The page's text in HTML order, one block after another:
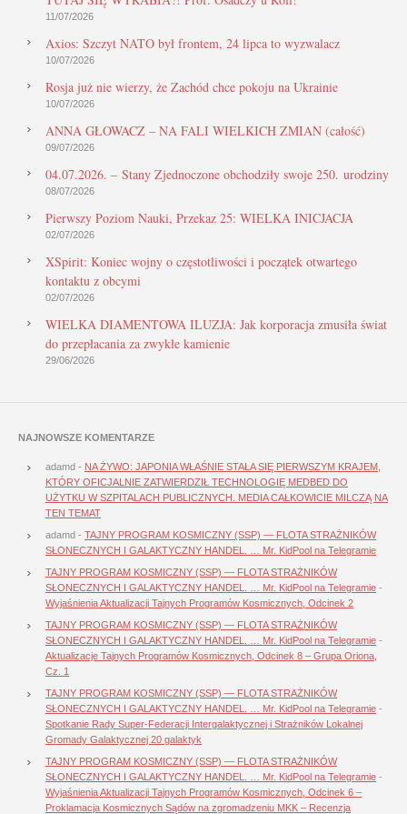
11/07/2026
Axios: Szczyt NATO był frontem, 24 lipca to wyzwalacz
10/07/2026
Rosja już nie wierzy, że Zachód chce pokoju na Ukrainie
10/07/2026
ANNA GŁOWACZ – NA FALI WIELKICH ZMIAN (całość)
09/07/2026
04.07.2026. – Stany Zjednoczone obchodziły swoje 250. urodziny
08/07/2026
Pierwszy Poziom Nauki, Przekaz 25: WIELKA INICJACJA
02/07/2026
XSpirit: Koniec wojny o częstotliwości i początek otwartego
kontaktu z obcymi
02/07/2026
WIELKA DIAMENTOWA ILUZJA: Jak korporacja zmusiła świat
do przepłacania za zwykłe kamienie
29/06/2026
NAJNOWSZE KOMENTARZE
adamd - NA ŻYWO: JAPONIA WŁAŚNIE STAŁA SIĘ PIERWSZYM KRAJEM,
KTÓRY OFICJALNIE ZATWIERDZIŁ TECHNOLOGIĘ MEDBED DO
UŻYTKU W SZPITALACH PUBLICZNYCH. MEDIA CAŁKOWICIE MILCZĄ NA
TEN TEMAT
adamd - TAJNY PROGRAM KOSMICZNY (SSP) — FLOTA STRAŻNIKÓW
SŁONECZNYCH I GALAKTYCZNY HANDEL. … Mr. KidPool na Telegramie
TAJNY PROGRAM KOSMICZNY (SSP) — FLOTA STRAŻNIKÓW
SŁONECZNYCH I GALAKTYCZNY HANDEL. … Mr. KidPool na Telegramie -
Wyjaśnienia Aktualizacji Tajnych Programów Kosmicznych, Odcinek 2
TAJNY PROGRAM KOSMICZNY (SSP) — FLOTA STRAŻNIKÓW
SŁONECZNYCH I GALAKTYCZNY HANDEL. … Mr. KidPool na Telegramie -
Aktualizacje Tajnych Programów Kosmicznych, Odcinek 8 – Grupa Oriona,
Cz. 1
TAJNY PROGRAM KOSMICZNY (SSP) — FLOTA STRAŻNIKÓW
SŁONECZNYCH I GALAKTYCZNY HANDEL. … Mr. KidPool na Telegramie -
Spotkanie Rady Super-Federacji Intergalaktycznej i Strażników Lokalnej
Gromady Galaktycznej 20 galaktyk
TAJNY PROGRAM KOSMICZNY (SSP) — FLOTA STRAŻNIKÓW
SŁONECZNYCH I GALAKTYCZNY HANDEL. … Mr. KidPool na Telegramie -
Wyjaśnienia Aktualizacji Tajnych Programów Kosmicznych, Odcinek 6 –
Proklamacja Kosmicznych Sądów na zgromadzeniu MKK – Recenzja